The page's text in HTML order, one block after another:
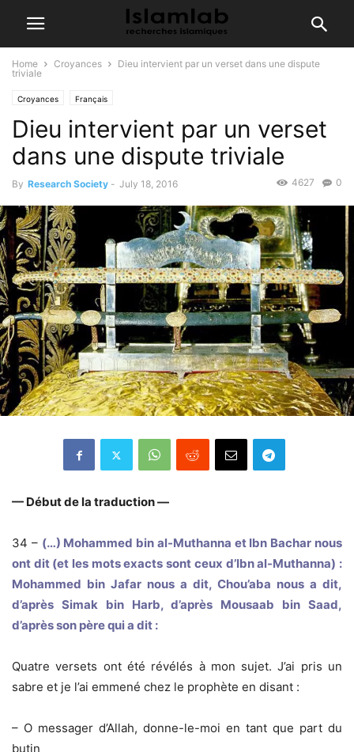
Home Croyances
Dieu intervient par un verset dans une dispute
triviale
Croyances Français
Dieu intervient par un verset
dans une dispute triviale
By Research Society - July 18, 2016 0
4627
— Début de la traduction —
34 – (…) Mohammed bin al-Muthanna et Ibn Bachar nous
ont dit (et les mots exacts sont ceux d’Ibn al-Muthanna) :
Mohammed bin Jafar nous a dit, Chou’aba nous a dit,
d’après Simak bin Harb, d’après Mousaab bin Saad,
d’après son père qui a dit :
Quatre versets ont été révélés à mon sujet. J’ai pris un
sabre et je l’ai emmené chez le prophète en disant :
– O messager d’Allah, donne-le-moi en tant que part du
butin